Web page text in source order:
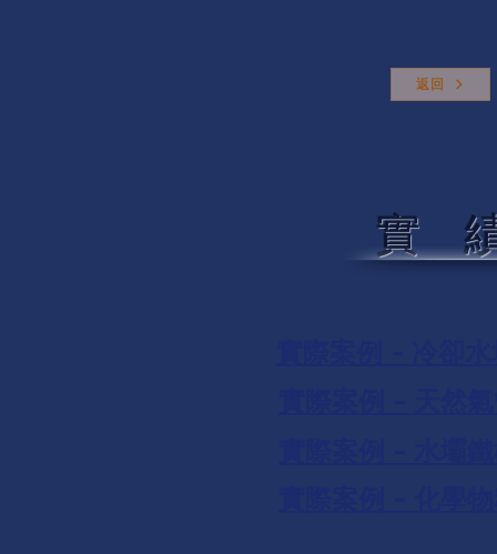
返回
實